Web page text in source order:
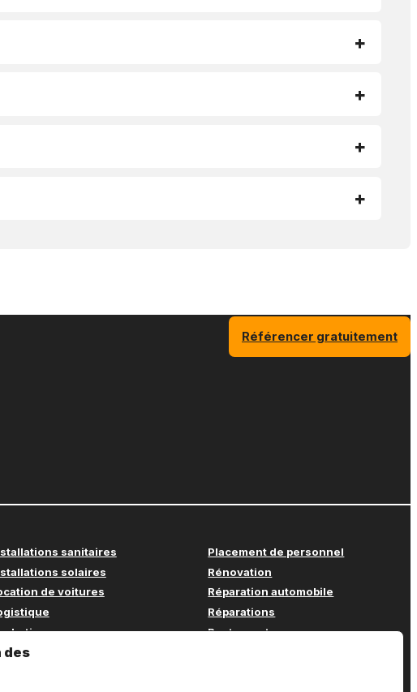
Référencer gratuitement
sanitaires
solaires
de voitures
Placement de personnel
Rénovation
Réparation automobile
Réparations
Restaurant
des